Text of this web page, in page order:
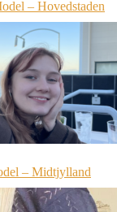
Model – Hovedstaden
– Midtjylland